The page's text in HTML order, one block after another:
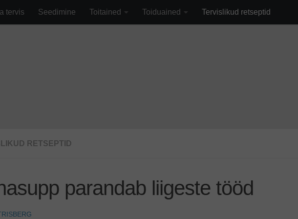
tervis Seedimine Toitained Toiduained Tervislikud retseptid
RETSEPTID
parandab liigeste tööd